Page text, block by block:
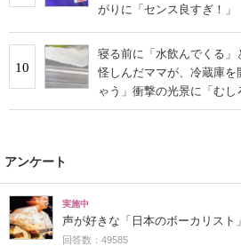
がりに「センス良すぎ！」
10
寝る前に「水飲んでくる
怪しんだママが、冷蔵庫
ゃう」衝撃の光景に「むし
アンケート
実施中
声が好きな「日本のボーカリスト
回答数：49585